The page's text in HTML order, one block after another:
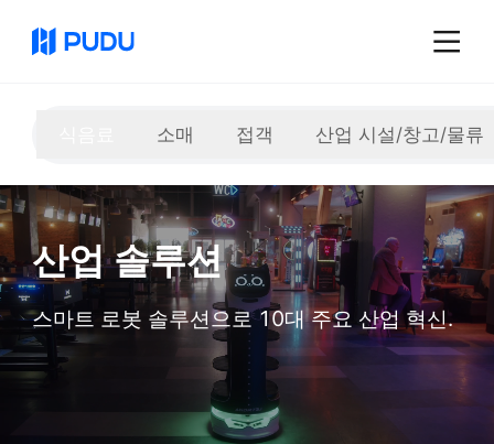
소매 접객 산업 시설/창고/물류
산업 솔루션
스마트 로봇 솔루션으로 10대 주요 산업 혁신.